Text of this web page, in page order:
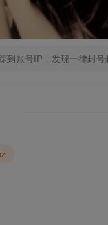
到账号IP，发现一律封号